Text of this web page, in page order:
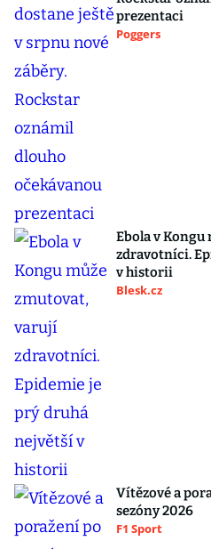
prezentaci
Poggers
Ebola v
zdravotníci.
v historii
Blesk.cz
Vítězové a
sezóny 2026
F1 Sport